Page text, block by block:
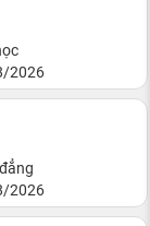
2026
2026